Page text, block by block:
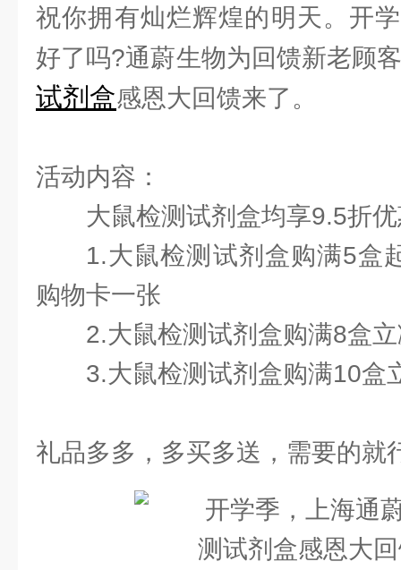
祝你拥有灿烂辉煌的明天。开
好了吗?通蔚生物为回馈新老顾
试剂盒感恩大回馈来了。
活动内容：
大鼠检测试剂盒均享9.5折
1.大鼠检测试剂盒购满5盒
购物卡一张
2.大鼠检测试剂盒购满8盒
3.大鼠检测试剂盒购满10盒
礼品多多，多买多送，需要的就